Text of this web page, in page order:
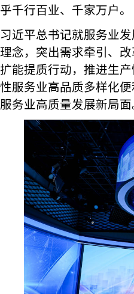
乎千行百业、千家万户。
习近平总书记就服务业
理念，突出需求牵引、
扩能提质行动，推进生
性服务业高品质多样化
服务业高质量发展新局面